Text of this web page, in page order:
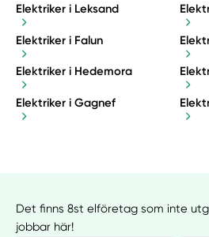
Elektriker i Leksand
Elektriker i Falun
Elektriker i Hedemora
Elektriker i Gagnef
Det finns 8st elföretag som inte
jobbar här!